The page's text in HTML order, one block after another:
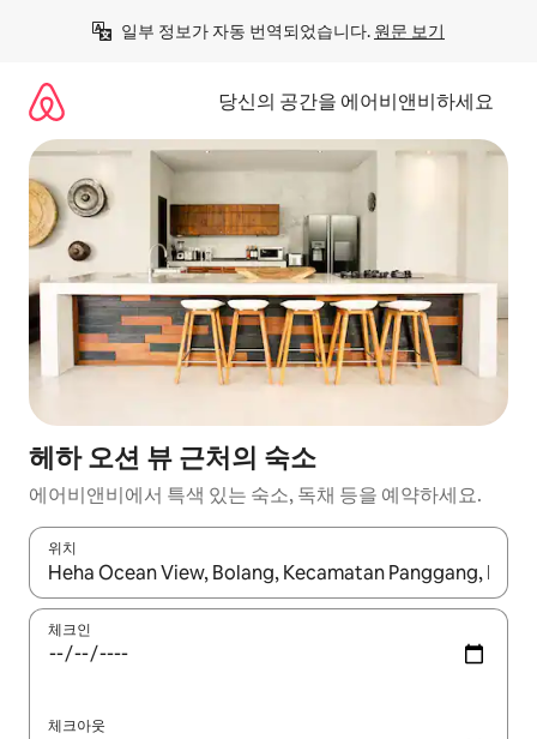
일부 정보가 자동 번역되었습니다. 원문 보기
당신의 공간을 에어비앤비하세요
헤하 오션 뷰 근처의 숙소
에어비앤비에서 특색 있는 숙소, 독채 등을 예약하세요.
위치
결과가 나오면 위·아래 화살표 키를 사용하거나 터치 또는 스와이
체크인
체크아웃